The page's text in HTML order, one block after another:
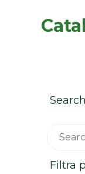
Search
Filtra